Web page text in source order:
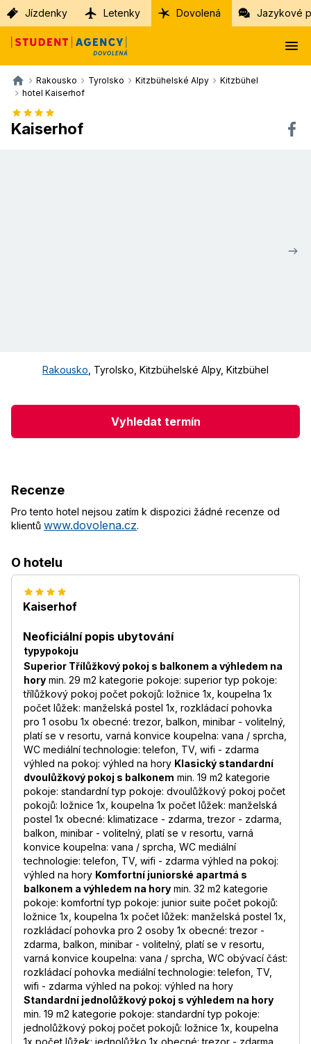
Jízdenky Letenky Dovolená Jazykové
Rakousko Tyrolsko Kitzbühelské Alpy
Kitzbühel
hotel Kaiserhof
Kaiserhof
Rakousko Tyrolsko Kitzbühelské Alpy, Kitzbühel
Vyhledat termín
Recenze
Pro tento hotel nejsou zatím k dispozici žádné recenze od
klientů www.dovolena.cz.
O hotelu
Kaiserhof
Neoficiální popis ubytování
typypokoju
Superior Třílůžkový pokoj s balkonem a výhledem na
hory min. 29 m2 kategorie pokoje: superior typ pokoje:
třílůžkový pokoj počet pokojů: ložnice 1x, koupelna 1x
počet lůžek: manželská postel 1x, rozkládací pohovka
pro 1 osobu 1x obecné: trezor, balkon, minibar - volitelný,
platí se v resortu, varná konvice koupelna: vana / sprcha,
WC mediální technologie: telefon, TV, wifi - zdarma
výhled na pokoj: výhled na hory Klasický standardní
dvoulůžkový pokoj s balkonem min. 19 m2 kategorie
pokoje: standardní typ pokoje: dvoulůžkový pokoj počet
pokojů: ložnice 1x, koupelna 1x počet lůžek: manželská
postel 1x obecné: klimatizace - zdarma, trezor - zdarma,
balkon, minibar - volitelný, platí se v resortu, varná
konvice koupelna: vana / sprcha, WC mediální
technologie: telefon, TV, wifi - zdarma výhled na pokoj:
výhled na hory Komfortní juniorské apartmá s
balkonem a výhledem na hory min. 32 m2 kategorie
pokoje: komfortní typ pokoje: junior suite počet pokojů:
ložnice 1x, koupelna 1x počet lůžek: manželská postel 1x,
rozkládací pohovka pro 2 osoby 1x obecné: trezor -
zdarma, balkon, minibar - volitelný, platí se v resortu,
varná konvice koupelna: vana / sprcha, WC obývací část:
rozkládací pohovka mediální technologie: telefon, TV,
wifi - zdarma výhled na pokoj: výhled na hory
Standardní jednolůžkový pokoj s výhledem na hory
min. 19 m2 kategorie pokoje: standardní typ pokoje:
jednolůžkový pokoj počet pokojů: ložnice 1x, koupelna